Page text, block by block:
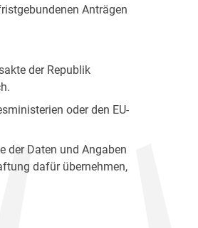
Anträgen
der Republik
oder den EU-
der Daten und Angaben
dafür übernehmen,